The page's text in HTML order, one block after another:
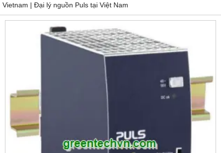
Vietnam | Đại lý nguồn Puls tại Việt Nam